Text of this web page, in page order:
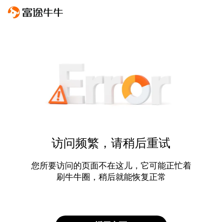
访问频繁，请稍后重试
您所要访问的页面不在这儿，它可能正忙着
刷牛牛圈，稍后就能恢复正常